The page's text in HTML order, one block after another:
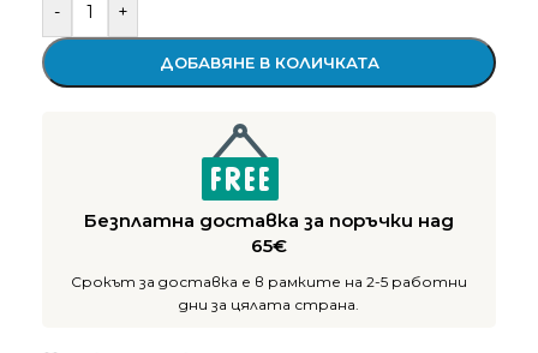
- +
ДОБАВЯНЕ В КОЛИЧКАТА
Безплатна доставка за поръчки над
65€
Срокът за доставка е в рамките на 2-5 работни
дни за цялата страна.